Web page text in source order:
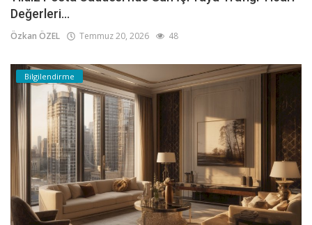
Değerleri...
Özkan ÖZEL Temmuz 20, 2026 48
Bilgilendirme